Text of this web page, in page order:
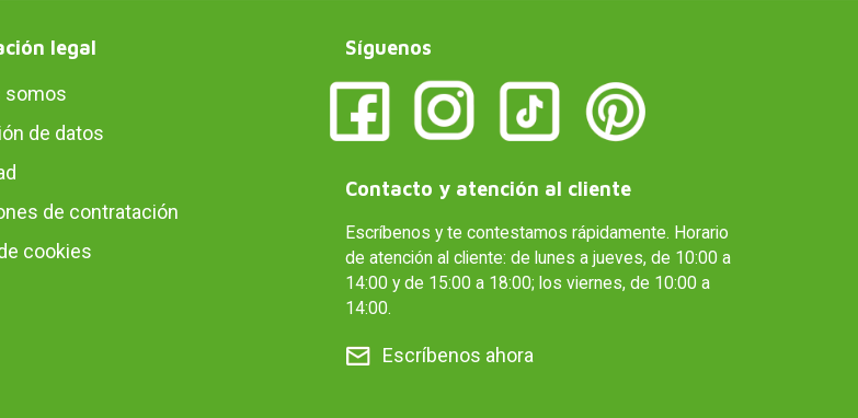
legal
somos
de datos
de contratación
cookies
Síguenos
Contacto y atención al cliente
Escríbenos y te contestamos rápidamente. Horario
de atención al cliente: de lunes a jueves, de 10:00 a
14:00 y de 15:00 a 18:00; los viernes, de 10:00 a
14:00.
Escríbenos ahora